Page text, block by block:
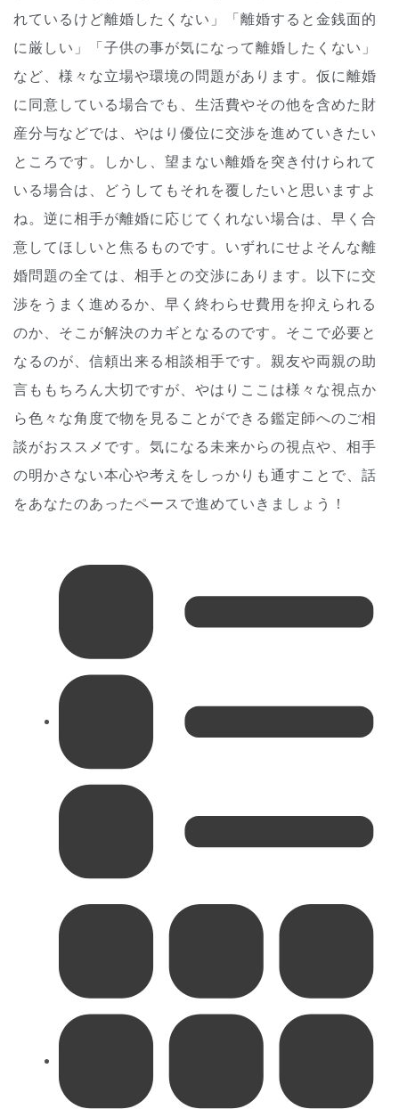
れているけど離婚したくない」「離婚すると金銭面的
に厳しい」「子供の事が気になって離婚したくない」
など、様々な立場や環境の問題があります。仮に離婚
に同意している場合でも、生活費やその他を含めた財
産分与などでは、やはり優位に交渉を進めていきたい
ところです。しかし、望まない離婚を突き付けられて
いる場合は、どうしてもそれを覆したいと思いますよ
ね。逆に相手が離婚に応じてくれない場合は、早く合
意してほしいと焦るものです。いずれにせよそんな離
婚問題の全ては、相手との交渉にあります。以下に交
渉をうまく進めるか、早く終わらせ費用を抑えられる
のか、そこが解決のカギとなるのです。そこで必要と
なるのが、信頼出来る相談相手です。親友や両親の助
言ももちろん大切ですが、やはりここは様々な視点か
ら色々な角度で物を見ることができる鑑定師へのご相
談がおススメです。気になる未来からの視点や、相手
の明かさない本心や考えをしっかりも通すことで、話
をあなたのあったペースで進めていきましょう！